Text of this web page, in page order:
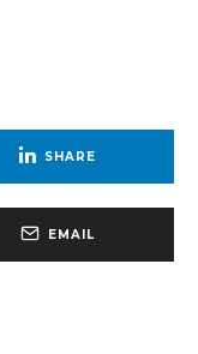
SHARE
EMAIL